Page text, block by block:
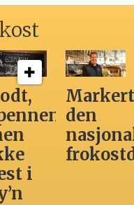
i
den